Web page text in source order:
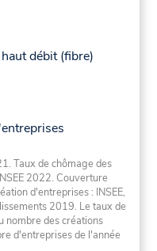
débit (fibre)
Taux de chômage des
2022. Couverture
d'entreprises : INSEE,
2019. Le taux de
nombre des créations
d'entreprises de l'année